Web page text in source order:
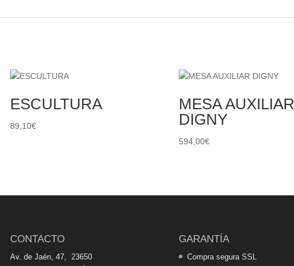
ESCULTURA
89,10€
MESA AUXILIAR
DIGNY
594,00€
CONTACTO
Av. de Jaén, 47, 23650
GARANTÍA
Compra segura SSL